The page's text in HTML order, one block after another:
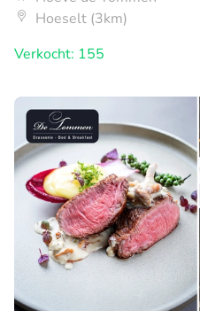
Hoeselt (3km)
Verkocht: 155